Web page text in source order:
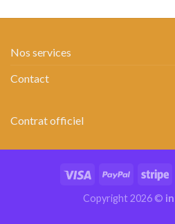
Nos services
Contact
Contrat officiel
Copyright 2026 ©